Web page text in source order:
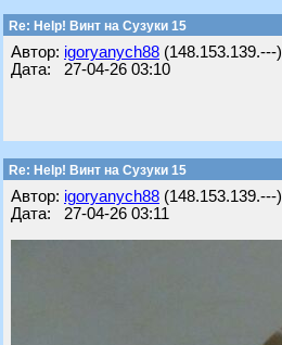
Re: Help! Винт на Сузуки 15
Автор: igoryanych88 (148.153.139.---)
Дата: 27-04-26 03:10
Re: Help! Винт на Сузуки 15
Автор: igoryanych88 (148.153.139.---)
Дата: 27-04-26 03:11